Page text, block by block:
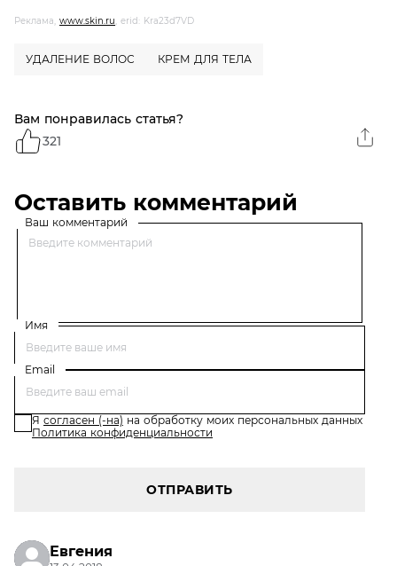
Реклама, www.skin.ru, erid: Kra23d7VD
УДАЛЕНИЕ ВОЛОС КРЕМ ДЛЯ ТЕЛА
Вам понравилась статья?
321
Оставить комментарий
Ваш комментарий
Имя
Email
Я согласен (-на) на обработку моих персональных данных
Политика конфиденциальности
ОТПРАВИТЬ
Евгения